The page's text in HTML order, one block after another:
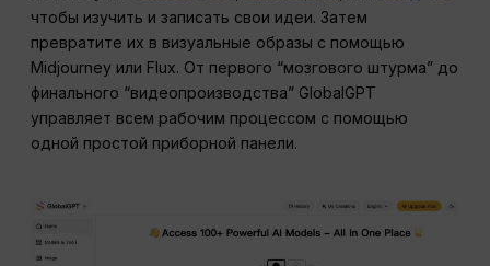
чтобы изучить и записать свои идеи. Затем
превратите их в визуальные образы с помощью
Midjourney или Flux. От первого “мозгового штурма” до
финального “видеопроизводства” GlobalGPT
управляет всем рабочим процессом с помощью
одной простой приборной панели.